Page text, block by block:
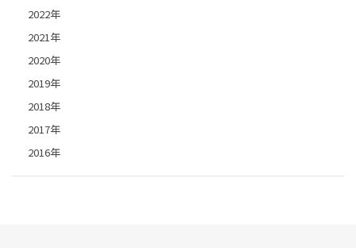
2022年
2021年
2020年
2019年
2018年
2017年
2016年